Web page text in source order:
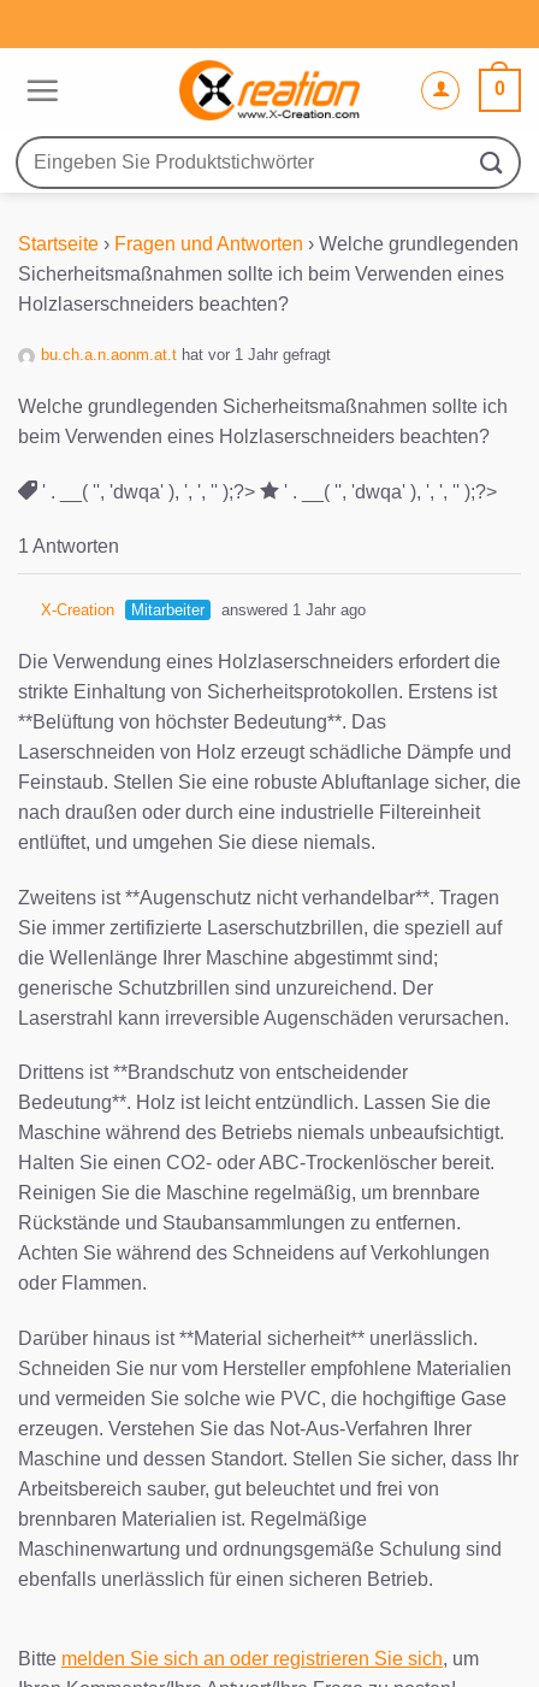
Inhalt
0
Suche
nach:
Startseite › Fragen und Antworten › Welche grundlegenden
Sicherheitsmaßnahmen sollte ich beim Verwenden eines
Holzlaserschneiders beachten?
bu.ch.a.n.aonm.at.t hat vor 1 Jahr gefragt
Welche grundlegenden Sicherheitsmaßnahmen sollte ich
beim Verwenden eines Holzlaserschneiders beachten?
' . __( '', 'dwqa' ), ', ', '' );?> ' . __( '', 'dwqa' ), ', ', '' );?>
1 Antworten
X-Creation Mitarbeiter answered 1 Jahr ago
Die Verwendung eines Holzlaserschneiders erfordert die
strikte Einhaltung von Sicherheitsprotokollen. Erstens ist
**Belüftung von höchster Bedeutung**. Das
Laserschneiden von Holz erzeugt schädliche Dämpfe und
Feinstaub. Stellen Sie eine robuste Abluftanlage sicher, die
nach draußen oder durch eine industrielle Filtereinheit
entlüftet, und umgehen Sie diese niemals.
Zweitens ist **Augenschutz nicht verhandelbar**. Tragen
Sie immer zertifizierte Laserschutzbrillen, die speziell auf
die Wellenlänge Ihrer Maschine abgestimmt sind;
generische Schutzbrillen sind unzureichend. Der
Laserstrahl kann irreversible Augenschäden verursachen.
Drittens ist **Brandschutz von entscheidender
Bedeutung**. Holz ist leicht entzündlich. Lassen Sie die
Maschine während des Betriebs niemals unbeaufsichtigt.
Halten Sie einen CO2- oder ABC-Trockenlöscher bereit.
Reinigen Sie die Maschine regelmäßig, um brennbare
Rückstände und Staubansammlungen zu entfernen.
Achten Sie während des Schneidens auf Verkohlungen
oder Flammen.
Darüber hinaus ist **Material sicherheit** unerlässlich.
Schneiden Sie nur vom Hersteller empfohlene Materialien
und vermeiden Sie solche wie PVC, die hochgiftige Gase
erzeugen. Verstehen Sie das Not-Aus-Verfahren Ihrer
Maschine und dessen Standort. Stellen Sie sicher, dass Ihr
Arbeitsbereich sauber, gut beleuchtet und frei von
brennbaren Materialien ist. Regelmäßige
Maschinenwartung und ordnungsgemäße Schulung sind
ebenfalls unerlässlich für einen sicheren Betrieb.
Bitte melden Sie sich an oder registrieren Sie sich, um